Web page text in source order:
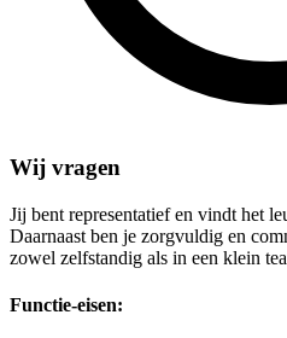
Wij vragen
Jij bent representatief en vindt het
Daarnaast ben je zorgvuldig en
zowel zelfstandig als in een klein
Functie-eisen: